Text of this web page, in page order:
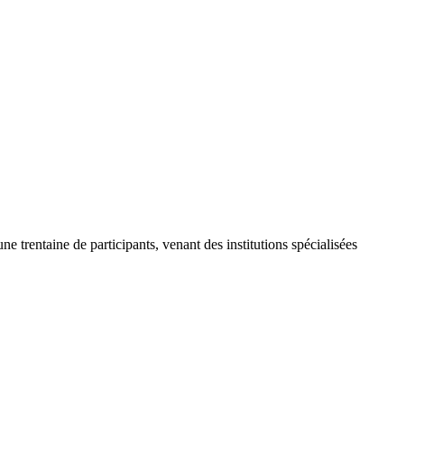
trentaine de participants, venant des institutions spécialisées